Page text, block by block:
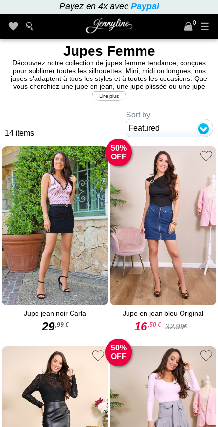
Payez en 4x avec Paypal
0
Jupes Femme
Découvrez notre collection de jupes femme tendance, conçues
pour sublimer toutes les silhouettes. Mini, midi ou longues, nos
jupes s’adaptent à tous les styles et à toutes les occasions. Que
vous cherchiez une jupe en jean, une jupe plissée ou une jupe
moulante, trouvez la pièce idéale pour mettre en valeur votre
féminité.
Lire plus
14 items
Sort by
Featured
Jupe jean noir Carla
29,99 €
50%
OFF
Jupe en jean bleu Original
16,50 € 32.99€
50%
OFF